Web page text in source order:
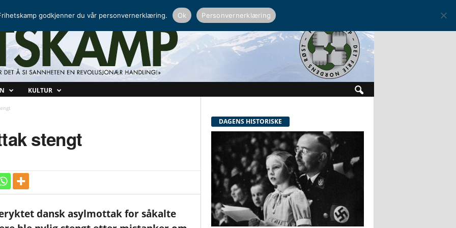
KULTUR
stengt
dansk asylmottak for såkalte
DAGENS HISTORISKE
godkjenner du vår personvernerklæring. Ok Personvernerklæring